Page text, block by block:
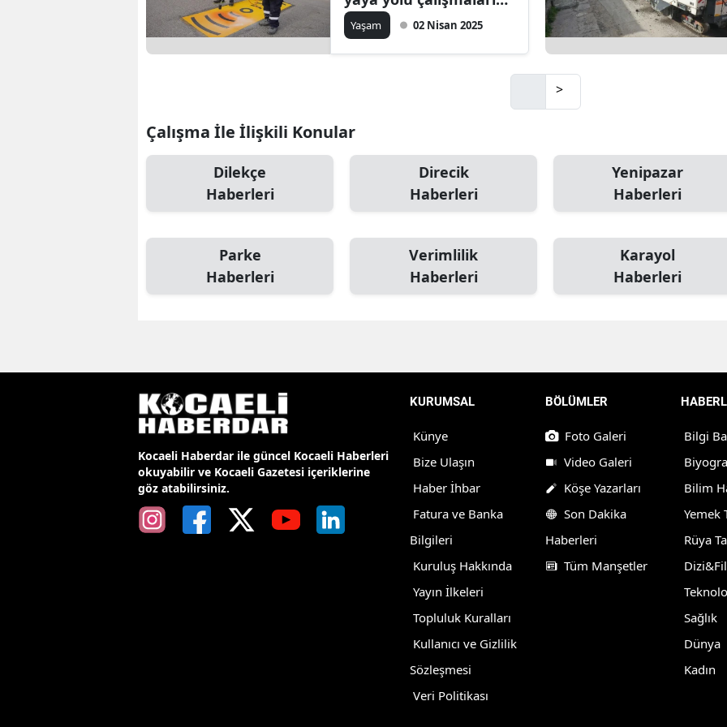
hız kesmeden devam
ediyor
Yaşam 02 Nisan 2025
>
Çalışma İle İlişkili Konular
Dilekçe
Haberleri
Direcik
Haberleri
Yenipazar
Haberleri
Parke
Haberleri
Verimlilik
Haberleri
Karayol
Haberleri
Kocaeli Haberdar ile güncel Kocaeli Haberleri
okuyabilir ve Kocaeli Gazetesi içeriklerine
göz atabilirsiniz.
KURUMSAL
Künye
Bize Ulaşın
Haber İhbar
Fatura ve Banka
Bilgileri
Kuruluş Hakkında
Yayın İlkeleri
Topluluk Kuralları
Kullanıcı ve Gizlilik
Sözleşmesi
Veri Politikası
BÖLÜMLER
Foto Galeri
Video Galeri
Köşe Yazarları
Son Dakika
Haberleri
Tüm Manşetler
Bilgi
Bilim
Yemek
Rüya
Sağlık
Dünya
Kadın